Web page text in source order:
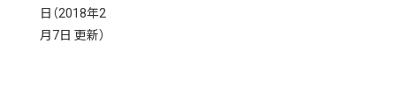
日 （2018年2
月7日 更新）